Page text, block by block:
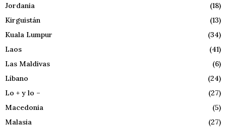
Jordania
(18)
Kirguistán
(13)
Kuala Lumpur
(34)
Laos
(41)
Las Maldivas
(6)
Líbano
(24)
Lo + y lo –
(27)
Macedonia
(5)
Malasia
(27)